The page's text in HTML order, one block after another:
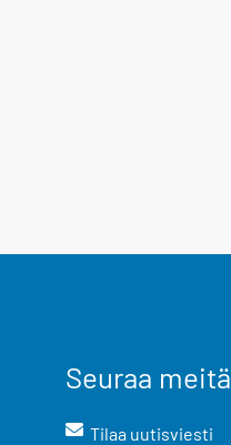
Seuraa meitä
Tilaa uutisviesti